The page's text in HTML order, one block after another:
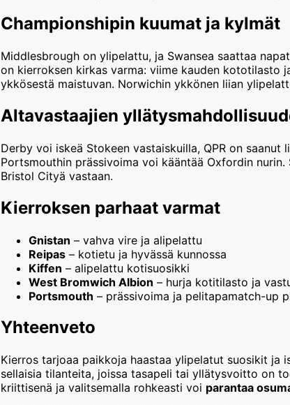
Championshipin kuumat ja kylmät
Middlesbrough on ylipelattu, ja Swansea saattaa
on kierroksen kirkas varma: viime kauden kototilasto
ykkösestä maistuvan. Norwichin ykkönen liian
Altavastaajien
Derby voi iskeä Stokeen vastaiskuilla, QPR on
Portsmouthin prässivoima voi kääntää Oxfordin
Bristol Cityä vastaan.
Kierroksen parhaat varmat
Gnistan – vahva vire ja alipelattu
Reipas – kotietu ja hyvässä kunnossa
Kiffen – alipelattu kotisuosikki
West Bromwich Albion – hurja kotitilasto ja
Portsmouth – prässivoima ja pelitapamatch-up
Yhteenveto
Kierros tarjoaa paikkoja haastaa ylipelatut suosikit ja
sellaisia tilanteita, joissa tasapeli tai yllätysvoitto on
kriittisenä ja valitsemalla rohkeasti voi parantaa